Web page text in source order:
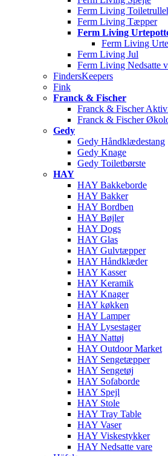
Ferm Living
Ferm Living Tæpper
Ferm Living
Ferm Living
Ferm Living Jul
Ferm Living Nedsatte
FindersKeepers
Fink
Franck & Fischer
Franck & Fischer
Franck & Fischer
Gedy
Gedy Håndklædestang
Gedy Knage
Gedy Toiletbørste
HAY
HAY Bakkeborde
HAY Bakker
HAY Bordben
HAY Bøjler
HAY Dogs
HAY Glas
HAY Gulvtæpper
HAY Håndklæder
HAY Kasser
HAY Keramik
HAY Knager
HAY køkken
HAY Lamper
HAY Lysestager
HAY Nattøj
HAY Outdoor Market
HAY Sengetæpper
HAY Sengetøj
HAY Sofaborde
HAY Spejl
HAY Stole
HAY Tray Table
HAY Vaser
HAY Viskestykker
HAY Nedsatte vare